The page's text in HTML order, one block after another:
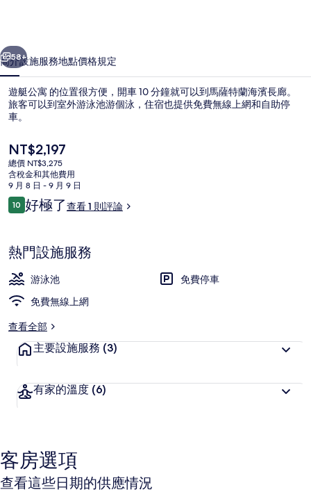
集
個 下一個
58+
簡介設施服務地點價格規定
遊艇公寓 的位置很方便，開車 10 分鐘就可以到馬薩特蘭海濱長廊。
旅客可以到室外游泳池游個泳，住宿也提供免費無線上網和自助停
車。
目
前
的
價
格
是
NT$2,197
總價 NT$3,275
含稅金和其他費用
9 月 8 日 - 9 月 9 日
評
論
1010 分，滿分 10 分，
好極了查看 1 則評論
熱門設施服務
游泳池
免費停車
免費無線上網
查看全部
主要設施服務 (3)
有家的溫度 (6)
客房選項
查看這些日期的供應情況